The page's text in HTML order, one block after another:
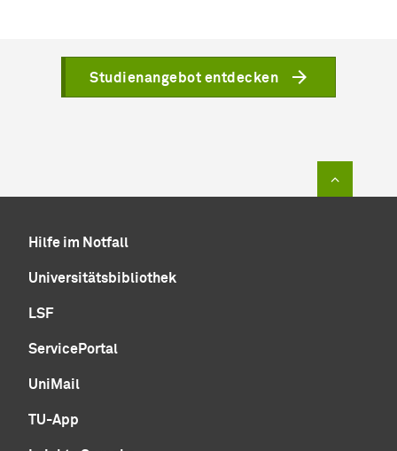
Studienangebot entdecken
Hilfe im Notfall
Universitätsbibliothek
LSF
ServicePortal
UniMail
TU-App